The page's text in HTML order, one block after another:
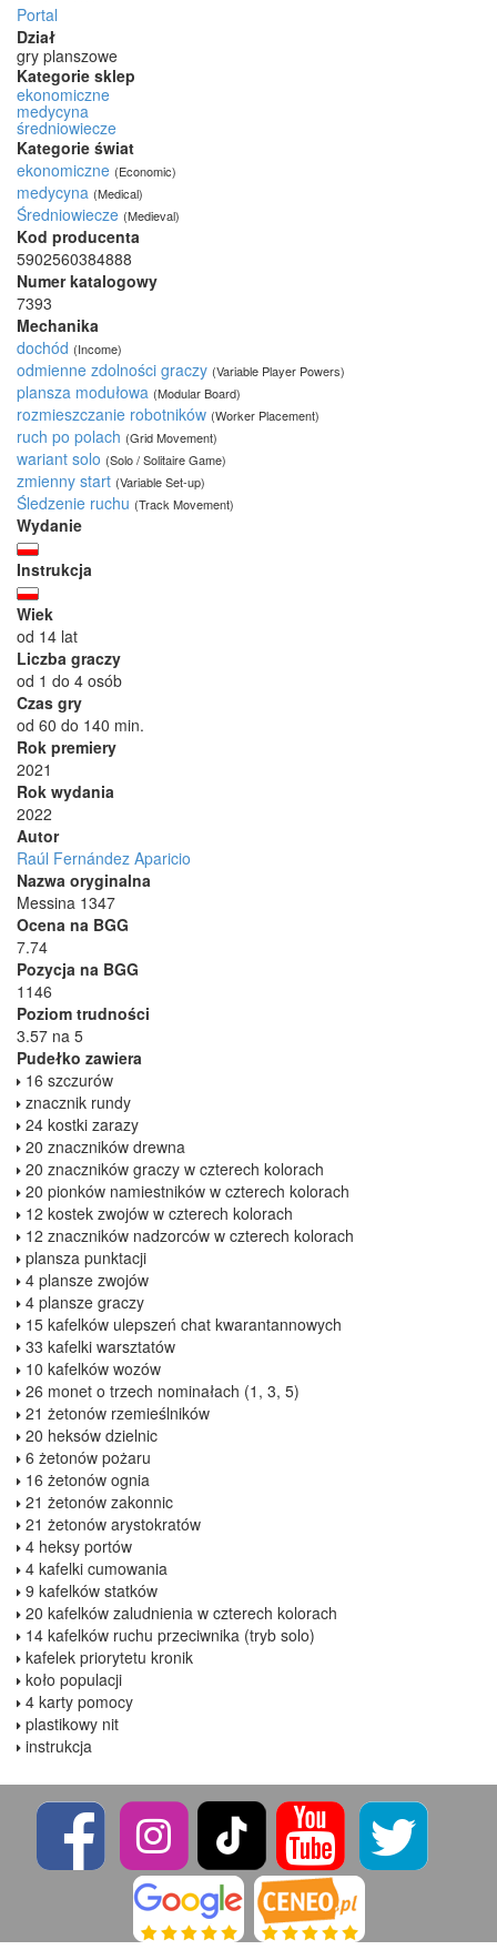
Portal
Dział
gry planszowe
Kategorie sklep
ekonomiczne
medycyna
średniowiecze
Kategorie świat
ekonomiczne (Economic)
medycyna (Medical)
Średniowiecze (Medieval)
Kod producenta
5902560384888
Numer katalogowy
7393
Mechanika
dochód (Income)
odmienne zdolności graczy (Variable Player Powers)
plansza modułowa (Modular Board)
rozmieszczanie robotników (Worker Placement)
ruch po polach (Grid Movement)
wariant solo (Solo / Solitaire Game)
zmienny start (Variable Set-up)
Śledzenie ruchu (Track Movement)
Wydanie
Instrukcja
Wiek
od 14 lat
Liczba graczy
od 1 do 4 osób
Czas gry
od 60 do 140 min.
Rok premiery
2021
Rok wydania
2022
Autor
Raúl Fernández Aparicio
Nazwa oryginalna
Messina 1347
Ocena na BGG
7.74
Pozycja na BGG
1146
Poziom trudności
3.57 na 5
Pudełko zawiera
16 szczurów
znacznik rundy
24 kostki zarazy
20 znaczników drewna
20 znaczników graczy w czterech kolorach
20 pionków namiestników w czterech kolorach
12 kostek zwojów w czterech kolorach
12 znaczników nadzorców w czterech kolorach
plansza punktacji
4 plansze zwojów
4 plansze graczy
15 kafelków ulepszeń chat kwarantannowych
33 kafelki warsztatów
10 kafelków wozów
26 monet o trzech nominałach (1, 3, 5)
21 żetonów rzemieślników
20 heksów dzielnic
6 żetonów pożaru
16 żetonów ognia
21 żetonów zakonnic
21 żetonów arystokratów
4 heksy portów
4 kafelki cumowania
9 kafelków statków
20 kafelków zaludnienia w czterech kolorach
14 kafelków ruchu przeciwnika (tryb solo)
kafelek priorytetu kronik
koło populacji
4 karty pomocy
plastikowy nit
instrukcja